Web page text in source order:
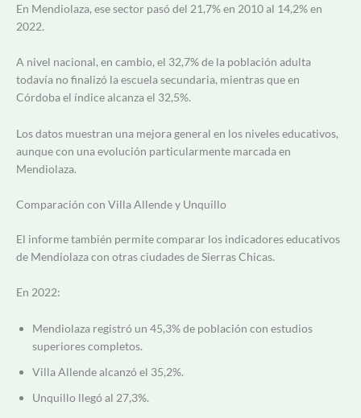
En Mendiolaza, ese sector pasó del 21,7% en 2010 al 14,2% en
2022.
A nivel nacional, en cambio, el 32,7% de la población adulta
todavía no finalizó la escuela secundaria, mientras que en
Córdoba el índice alcanza el 32,5%.
Los datos muestran una mejora general en los niveles educativos,
aunque con una evolución particularmente marcada en
Mendiolaza.
Comparación con Villa Allende y Unquillo
El informe también permite comparar los indicadores educativos
de Mendiolaza con otras ciudades de Sierras Chicas.
En 2022:
Mendiolaza registró un 45,3% de población con estudios
superiores completos.
Villa Allende alcanzó el 35,2%.
Unquillo llegó al 27,3%.